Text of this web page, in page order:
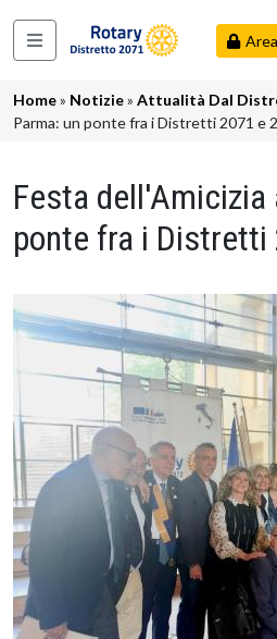
Navigazione
Briciole di pane
Home Notizie Attualità Dal
Parma: un ponte fra i Distretti 2071 e
Festa dell'Amicizia
ponte fra i Distretti